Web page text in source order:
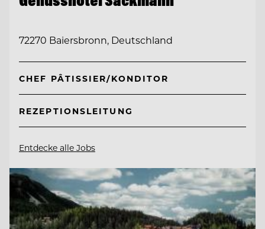
72270 Baiersbronn, Deutschland
CHEF PÂTISSIER/KONDITOR
REZEPTIONSLEITUNG
Entdecke alle Jobs